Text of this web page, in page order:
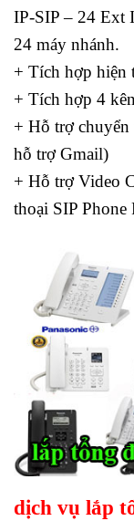
IP-SIP – 24 Ext
24 máy nhánh.
+ Tích hợp hiện
+ Tích hợp 4
+ Hỗ trợ chuyển
hỗ trợ Gmail)
+ Hỗ trợ Video
thoại SIP Phone
dịch vụ lắp